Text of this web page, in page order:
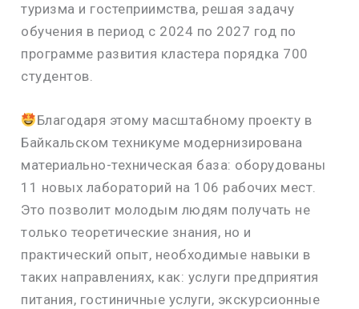
туризма и гостеприимства, решая задачу
обучения в период с 2024 по 2027 год по
программе развития кластера порядка 700
студентов.
Благодаря этому масштабному проекту в
Байкальском техникуме модернизирована
материально-техническая база: оборудованы
11 новых лабораторий на 106 рабочих мест.
Это позволит молодым людям получать не
только теоретические знания, но и
практический опыт, необходимые навыки в
таких направлениях, как: услуги предприятия
питания, гостиничные услуги, экскурсионные